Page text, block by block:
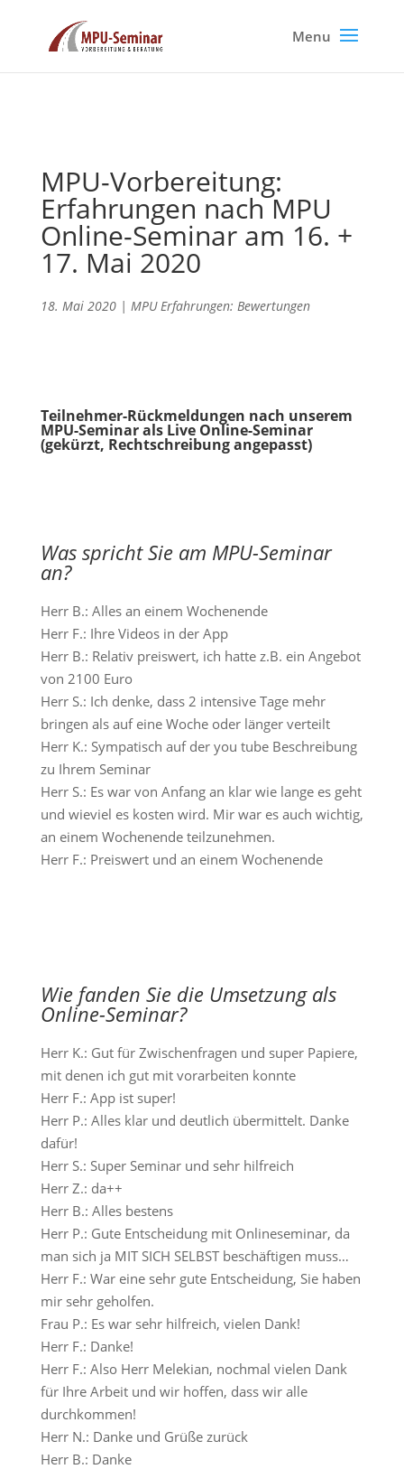
MPU-Vorbereitung:
Erfahrungen nach MPU
Online-Seminar am 16. +
17. Mai 2020
18. Mai 2020| MPU Erfahrungen: Bewertungen
Teilnehmer-Rückmeldungen nach unserem
MPU-Seminar als Live Online-Seminar
(gekürzt, Rechtschreibung angepasst)
Was spricht Sie am MPU-Seminar
an?
Herr B.: Alles an einem Wochenende
Herr F.: Ihre Videos in der App
Herr B.: Relativ preiswert, ich hatte z.B. ein Angebot
von 2100 Euro
Herr S.: Ich denke, dass 2 intensive Tage mehr
bringen als auf eine Woche oder länger verteilt
Herr K.: Sympatisch auf der you tube Beschreibung
zu Ihrem Seminar
Herr S.: Es war von Anfang an klar wie lange es geht
und wieviel es kosten wird. Mir war es auch wichtig,
an einem Wochenende teilzunehmen.
Herr F.: Preiswert und an einem Wochenende
Wie fanden Sie die Umsetzung als
Online-Seminar?
Herr K.: Gut für Zwischenfragen und super Papiere,
mit denen ich gut mit vorarbeiten konnte
Herr F.: App ist super!
Herr P.: Alles klar und deutlich übermittelt. Danke
dafür!
Herr S.: Super Seminar und sehr hilfreich
Herr Z.: da++
Herr B.: Alles bestens
Herr P.: Gute Entscheidung mit Onlineseminar, da
man sich ja MIT SICH SELBST beschäftigen muss…
Herr F.: War eine sehr gute Entscheidung, Sie haben
mir sehr geholfen.
Frau P.: Es war sehr hilfreich, vielen Dank!
Herr F.: Danke!
Herr F.: Also Herr Melekian, nochmal vielen Dank
für Ihre Arbeit und wir hoffen, dass wir alle
durchkommen!
Herr N.: Danke und Grüße zurück
Herr B.: Danke